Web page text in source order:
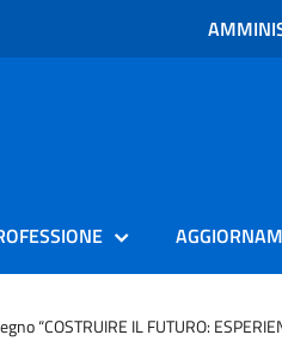
“COSTRUIRE IL FUTURO: